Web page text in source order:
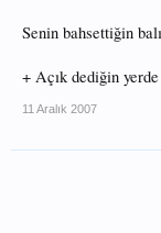
Senin bahsettiğin
+ Açık dediğin
11 Aralık 2007